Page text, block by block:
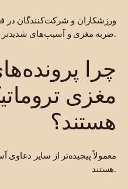
ورزشکاران و شرکت‌کنندگان در
ضربه مغزی و آسیب‌های شدیدتر مغزی قرار دارند.
چرا
مغزی
هستند؟
هستند.